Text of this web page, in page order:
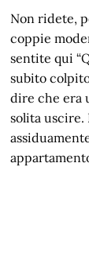
Non ridete,
coppie
sentite qui
subito
dire che era
solita uscire.